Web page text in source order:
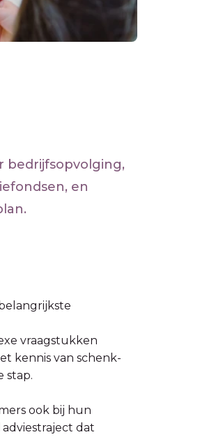
bedrijfsopvolging,
en
vraagstukken
kennis van schenk-
stap.
ook bij hun
dat